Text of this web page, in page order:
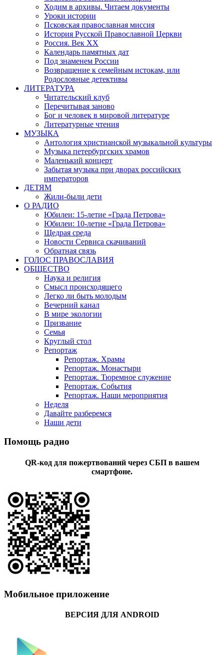
Ходим в архивы. Читаем документы
Уроки истории
Псковская православная миссия
История Русской Православной Церкви
Россия. Век ХХ
Календарь памятных дат
Под знаменем России
Возвращение к семейным истокам, или
Родословные детективы
ЛИТЕРАТУРА
Читательский клуб
Перечитывая заново
Бог и человек в мировой литературе
Литературные чтения
МУЗЫКА
Антология христианской музыкальной культуры
Музыка петербургских храмов
Маленький концерт
Забытая музыка при дворах российских
императоров
ДЕТЯМ
Жили-были дети
О РАДИО
Юбилеи: 15-летие «Града Петрова»
Юбилеи: 10-летие «Града Петрова»
Щедрая среда
Новости Сервиса скачиваний
Обратная связь
ГОЛОС ПРАВОСЛАВИЯ
ОБЩЕСТВО
Наука и религия
Смысл происходящего
Легко ли быть молодым
Вечерний канал
В мире экологии
Призвание
Семья
Круглый стол
Репортаж
Репортаж. Храмы
Репортаж. Монастыри
Репортаж. Тюремное служение
Репортаж. События
Репортаж. Наши мероприятия
Неделя
Давайте разберемся
Наши дети
Помощь радио
QR-код для пожертвований через СБП в вашем
смартфоне.
Мобильное приложение
ВЕРСИЯ ДЛЯ ANDROID